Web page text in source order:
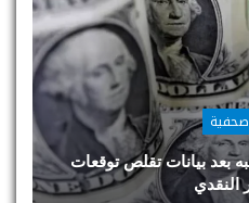
صحفية
بعد بيانات تقلص توقعات
النقدي